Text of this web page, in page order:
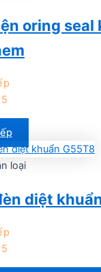
oring
5
loại
diệt
5